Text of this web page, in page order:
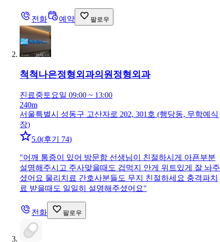
전화 예약 팔로우
척척나은정형외과의원 정형외과
진료중 토요일 09:00 ~ 13:00
240m
서울특별시 성동구 고산자로 202, 301호 (행당동, 무학예식
장)
5.0(후기 74)
"어깨 통증이 있어 방문함 선생님이 친절하시게 아픈부분
설명해주시고 주사맞을때도 겁먹지 안게 위트있게 잘 놔주
셨어요 물리치료 간호사분들도 무지 친절하세요 충격파치
료 받을때도 일일히 설명해주셨어요"
전화 팔로우